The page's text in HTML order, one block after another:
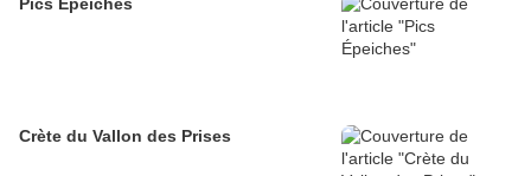
Crète du Vallon des Prises